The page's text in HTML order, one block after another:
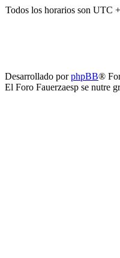
Todos los horarios son UTC
Desarrollado porphpBB®
El Foro Fauerzaesp se nutre